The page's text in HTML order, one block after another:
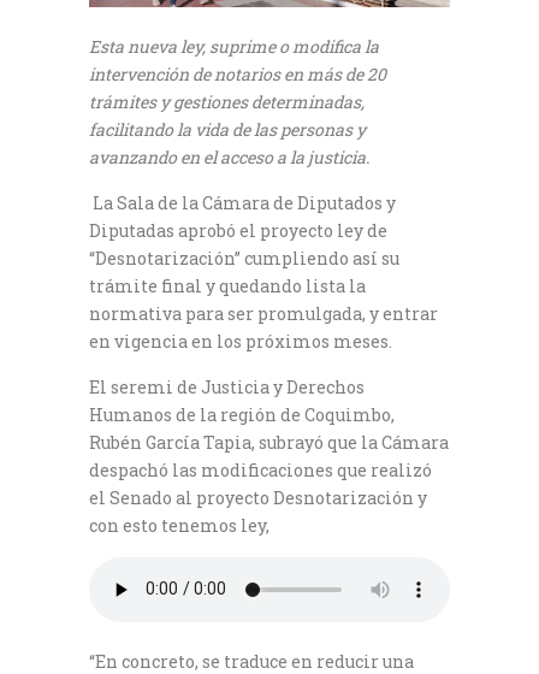
Esta nueva ley, suprime o modifica la
intervención de notarios en más de 20
trámites y gestiones determinadas,
facilitando la vida de las personas y
avanzando en el acceso a la justicia.
La Sala de la Cámara de Diputados y
Diputadas aprobó el proyecto ley de
“Desnotarización” cumpliendo así su
trámite final y quedando lista la
normativa para ser promulgada, y entrar
en vigencia en los próximos meses.
El seremi de Justicia y Derechos
Humanos de la región de Coquimbo,
Rubén García Tapia, subrayó que la Cámara
despachó las modificaciones que realizó
el Senado al proyecto Desnotarización y
con esto tenemos ley,
“En concreto, se traduce en reducir una